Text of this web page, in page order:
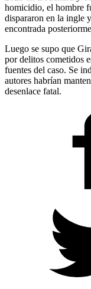
homicidio, el hombre
dispararon en la ingle
encontrada
Luego se supo que
por delitos cometidos
fuentes del caso. Se
autores habrían
desenlace fatal.